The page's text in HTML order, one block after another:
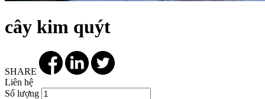
cây kim quýt
SHARE
Liên hệ
Số lượng